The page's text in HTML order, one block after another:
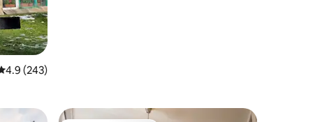
ರಲ್ಲಿ 4.9 ಸರಾಸರಿ ರೇಟಿಂಗ್, 243 ವಿಮರ್ಶೆಗಳು
4.9 (243)